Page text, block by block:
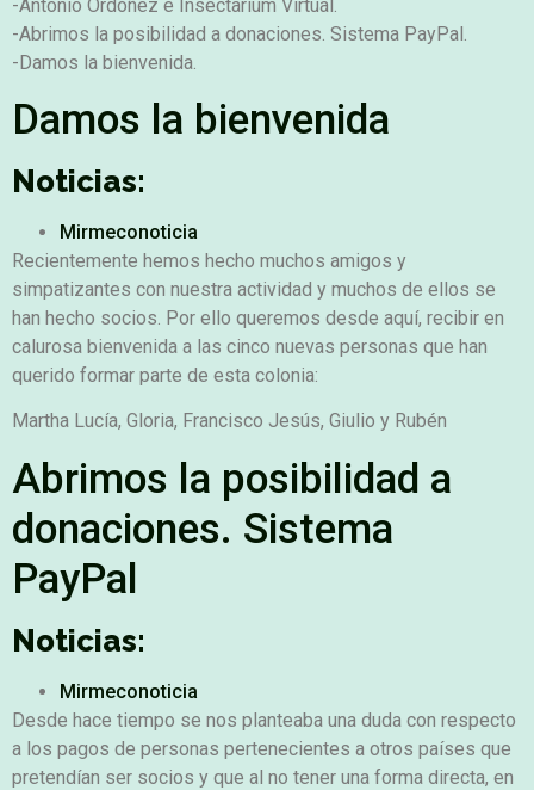
-Antonio Ordóñez e Insectarium Virtual.
-Abrimos la posibilidad a donaciones. Sistema PayPal.
-Damos la bienvenida.
Damos la bienvenida
Noticias:
Mirmeconoticia
Recientemente hemos hecho muchos amigos y
simpatizantes con nuestra actividad y muchos de ellos se
han hecho socios. Por ello queremos desde aquí, recibir en
calurosa bienvenida a las cinco nuevas personas que han
querido formar parte de esta colonia:
Martha Lucía, Gloria, Francisco Jesús, Giulio y Rubén
Abrimos la posibilidad a
donaciones. Sistema
PayPal
Noticias:
Mirmeconoticia
Desde hace tiempo se nos planteaba una duda con respecto
a los pagos de personas pertenecientes a otros países que
pretendían ser socios y que al no tener una forma directa, en